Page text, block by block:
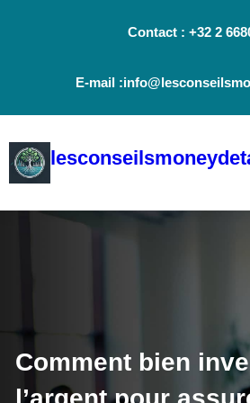
Contact : +32 2
E-mail
Comment bien